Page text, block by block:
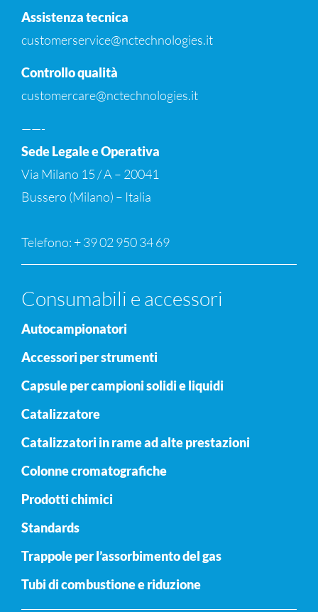
Assistenza tecnica
customerservice@nctechnologies.it
Controllo qualità
customercare@nctechnologies.it
——-
Sede Legale e Operativa
Via Milano 15 / A – 20041
Bussero (Milano) – Italia
Telefono: + 39 02 950 34 69
Consumabili e accessori
Autocampionatori
Accessori per strumenti
Capsule per campioni solidi e liquidi
Catalizzatore
Catalizzatori in rame ad alte prestazioni
Colonne cromatografiche
Prodotti chimici
Standards
Trappole per l’assorbimento del gas
Tubi di combustione e riduzione